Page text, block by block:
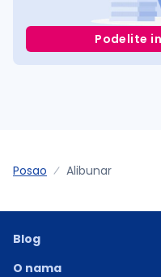
Podelite
Posao Alibunar
Blog
O nama